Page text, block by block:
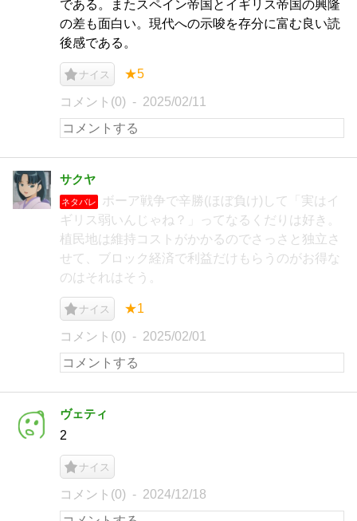
である。またスペイン帝国とイギリス帝国の興隆
の差も面白い。現代への示唆を存分に富む良い読
後感である。
ナイス ★5
コメント(0) 2025/02/11
サクヤ
ネタバレ
ボーア戦争で辛勝(ほぼ負け)して「実はイ
ギリス弱いんじゃね？」ってなるくだりは好き。
植民地は維持コストがかかるのでさっさと独立さ
せて、ブロック経済で利益だけもらうのがお得な
のはそれはそう。
ナイス ★1
コメント(0) 2025/02/01
ヴェティ
2
ナイス
コメント(0) 2024/12/18